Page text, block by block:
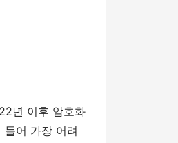
년 이후 암호화
어 가장 어려